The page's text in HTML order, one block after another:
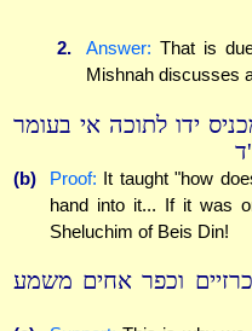
2. Answer: That is
Mishnah discusses
ידו לתוכה אי בעומר
(b) Proof: It taught "how
hand into it... If it was
Sheluchim of Beis Din!
וכפר אחים משמע